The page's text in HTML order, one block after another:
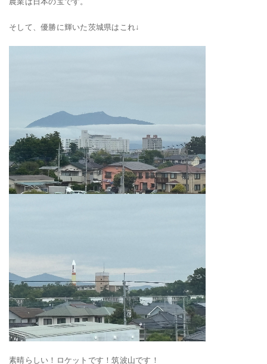
そして、優勝に輝いた茨城県はこれ↓
素晴らしい！ロケットです！筑波山です！